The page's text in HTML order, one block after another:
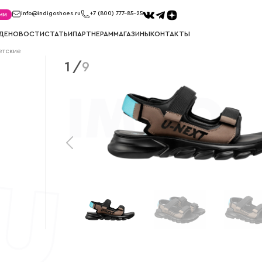
info@indigoshoes.ru +7 (800) 777-85-25
НОВОСТИСТАТЬИПАРТНЕРАММАГАЗИНЫКОНТАКТЫ
КЕДЫ
Кеды для девочек
Сапоги для мальчиков
Сапоги для девочек
Сноубутсы
Сноубутсы
1 /9